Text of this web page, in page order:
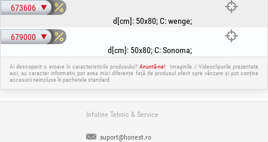
673606
d[cm]: 50x80;C:wenge;
679000
d[cm]: 50x80;C:Sonoma;
Ai descoperit o eroare în caracteristicile produsului?Anuntă-ne!
Imaginile / Videoclipurile prezentate
aici, au caracter informativ, pot avea mici diferențe față de produsul oferit spre vânzare și pot conține
accesorii neincluse în pachetele standard.
Infoline Tehnic & Service
suport@honest.ro